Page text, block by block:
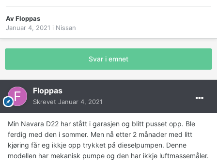
AvFloppas
Januar 4, 2021 i Nissan
Svar i emnet
Floppas
Skrevet Januar 4, 2021
Min Navara D22 har stått i garasjen og blitt pusset opp. Ble
ferdig med den i sommer. Men nå etter 2 månader med litt
kjøring får eg ikkje opp trykket på dieselpumpen. Denne
modellen har mekanisk pumpe og den har ikkje luftmassemåler.